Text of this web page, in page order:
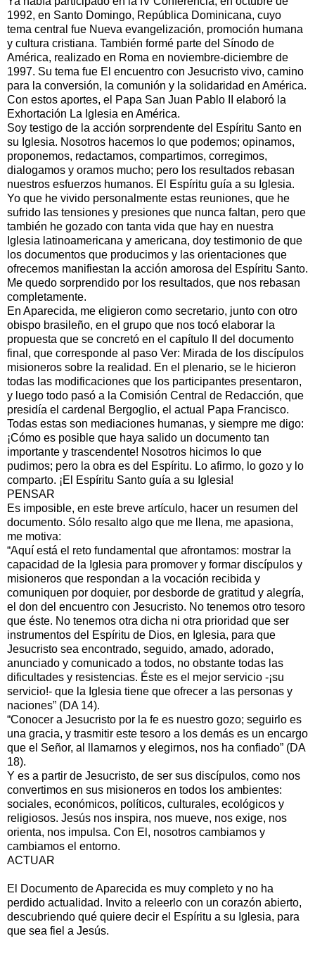
1992, en Santo Domingo, República Dominicana, cuyo
tema central fue Nueva evangelización, promoción humana
y cultura cristiana. También formé parte del Sínodo de
América, realizado en Roma en noviembre-diciembre de
1997. Su tema fue El encuentro con Jesucristo vivo, camino
para la conversión, la comunión y la solidaridad en América.
Con estos aportes, el Papa San Juan Pablo II elaboró la
Exhortación La Iglesia en América.
Soy testigo de la acción sorprendente del Espíritu Santo en
su Iglesia. Nosotros hacemos lo que podemos; opinamos,
proponemos, redactamos, compartimos, corregimos,
dialogamos y oramos mucho; pero los resultados rebasan
nuestros esfuerzos humanos. El Espíritu guía a su Iglesia.
Yo que he vivido personalmente estas reuniones, que he
sufrido las tensiones y presiones que nunca faltan, pero que
también he gozado con tanta vida que hay en nuestra
Iglesia latinoamericana y americana, doy testimonio de que
los documentos que producimos y las orientaciones que
ofrecemos manifiestan la acción amorosa del Espíritu Santo.
Me quedo sorprendido por los resultados, que nos rebasan
completamente.
En Aparecida, me eligieron como secretario, junto con otro
obispo brasileño, en el grupo que nos tocó elaborar la
propuesta que se concretó en el capítulo II del documento
final, que corresponde al paso Ver: Mirada de los discípulos
misioneros sobre la realidad. En el plenario, se le hicieron
todas las modificaciones que los participantes presentaron,
y luego todo pasó a la Comisión Central de Redacción, que
presidía el cardenal Bergoglio, el actual Papa Francisco.
Todas estas son mediaciones humanas, y siempre me digo:
¡Cómo es posible que haya salido un documento tan
importante y trascendente! Nosotros hicimos lo que
pudimos; pero la obra es del Espíritu. Lo afirmo, lo gozo y lo
comparto. ¡El Espíritu Santo guía a su Iglesia!
PENSAR
Es imposible, en este breve artículo, hacer un resumen del
documento. Sólo resalto algo que me llena, me apasiona,
me motiva:
“Aquí está el reto fundamental que afrontamos: mostrar la
capacidad de la Iglesia para promover y formar discípulos y
misioneros que respondan a la vocación recibida y
comuniquen por doquier, por desborde de gratitud y alegría,
el don del encuentro con Jesucristo. No tenemos otro tesoro
que éste. No tenemos otra dicha ni otra prioridad que ser
instrumentos del Espíritu de Dios, en Iglesia, para que
Jesucristo sea encontrado, seguido, amado, adorado,
anunciado y comunicado a todos, no obstante todas las
dificultades y resistencias. Éste es el mejor servicio -¡su
servicio!- que la Iglesia tiene que ofrecer a las personas y
naciones” (DA 14).
“Conocer a Jesucristo por la fe es nuestro gozo; seguirlo es
una gracia, y trasmitir este tesoro a los demás es un encargo
que el Señor, al llamarnos y elegirnos, nos ha confiado” (DA
18).
Y es a partir de Jesucristo, de ser sus discípulos, como nos
convertimos en sus misioneros en todos los ambientes:
sociales, económicos, políticos, culturales, ecológicos y
religiosos. Jesús nos inspira, nos mueve, nos exige, nos
orienta, nos impulsa. Con El, nosotros cambiamos y
cambiamos el entorno.
ACTUAR
El Documento de Aparecida es muy completo y no ha
perdido actualidad. Invito a releerlo con un corazón abierto,
descubriendo qué quiere decir el Espíritu a su Iglesia, para
que sea fiel a Jesús.